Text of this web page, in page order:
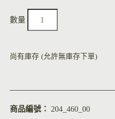
尚有庫存 (允許無庫存下單)
商品編號： 204_460_00